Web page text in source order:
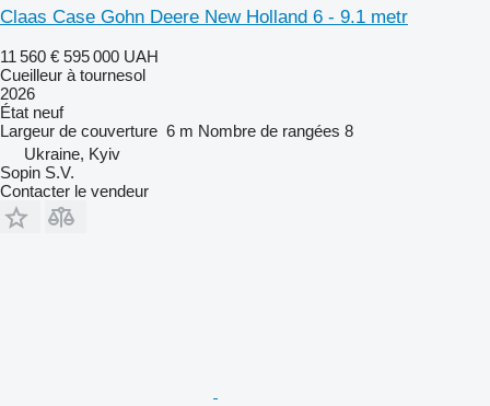
Claas Case Gohn Deere New Holland 6 - 9.1 metr
11 560 € 595 000 UAH
Cueilleur à tournesol
2026
État neuf
Largeur de couverture 6 m Nombre de rangées 8
Ukraine, Kyiv
Sopin S.V.
Contacter le vendeur